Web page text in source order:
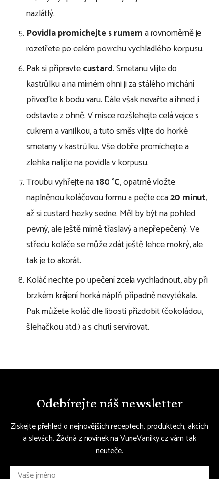
nazlátlý.
Povidla promíchejte s rumema rovnoměrně je
rozetřete po celém povrchu vychladlého korpusu.
Pak si připravtecustard. Smetanu vlijte do
kastrůlku a na mírném ohni ji za stálého míchání
přiveďte k bodu varu. Dále však nevařte a ihned ji
odstavte z ohně. V misce rozšlehejte celá vejce s
cukrem a vanilkou, a tuto směs vlijte do horké
smetany v kastrůlku. Vše dobře promíchejte a
zlehka nalijte na povidla v korpusu.
Troubu vyhřejte na180 °C, opatrně vložte
naplněnou koláčovou formu a pečte cca20 minut,
až si custard hezky sedne. Měl by být na pohled
pevný, ale ještě mírně třaslavý a nepřepečený. Ve
středu koláče se může zdát ještě lehce mokrý, ale
tak je to akorát.
Koláč nechte po upečení zcela vychladnout, aby při
brzkém krájení horká náplň případně nevytékala.
Pak můžete koláč dle libosti přizdobit (čokoládou,
šlehačkou atd.) a s chutí servírovat.
Odebírejte náš newsletter
Získejte přehled o nejnovějších receptech, produktech, akcích
a slevách. Žádná z novinek na VuneVanilky.cz vám tak
neuteče.